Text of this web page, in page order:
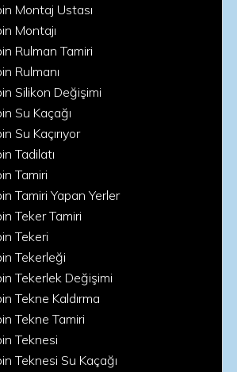
Montaj Ustası
Montajı
Rulman Tamiri
Rulmanı
Silikon Değişimi
Su Kaçağı
Su Kaçırıyor
Tadilatı
Tamiri
Tamiri Yapan Yerler
Teker Tamiri
Tekeri
Tekerleği
Tekerlek Değişimi
Tekne Kaldırma
Tekne Tamiri
Teknesi
Teknesi Su Kaçağı